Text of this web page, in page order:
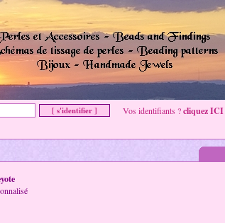
Vos identifiants ?cliquez ICI